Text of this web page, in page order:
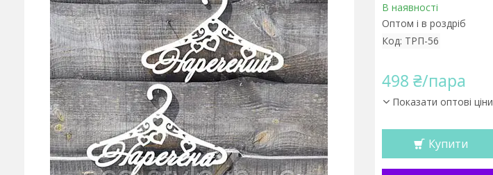
В наявності
Оптом і в роздріб
Код: ТРП-56
498 ₴/пара
Показати оптові ціни
Купити